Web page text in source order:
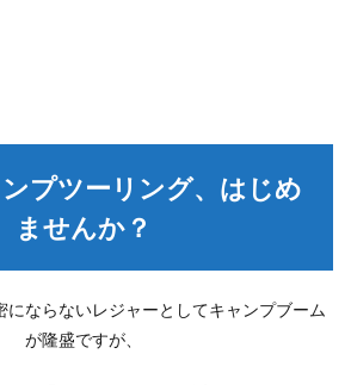
プツーリング、はじめ
ませんか？
にならないレジャーとしてキャンプブーム
が隆盛ですが、